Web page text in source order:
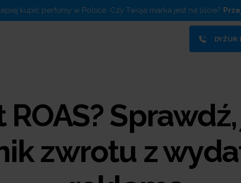
kupić perfumy w Polsce. Czy Twoja marka jest na liście?
DYŻUR
ROAS?
zwrotu z